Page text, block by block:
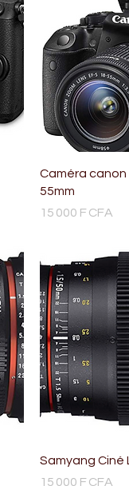
Caméra canon
55mm
Prix
15 000 F CFA
Samyang Ciné
Prix
15 000 F CFA